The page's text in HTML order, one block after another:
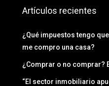
Artículos recientes
¿Qué impuestos tengo
me compro una casa?
¿Comprar o no comprar?
“El sector inmobiliario